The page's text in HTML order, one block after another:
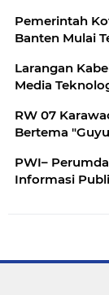
Pemerintah
Banten Mulai
Larangan
Media
RW 07
Bertema
PWI–
Informasi